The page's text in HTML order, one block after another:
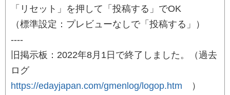
「リセット」を押して「投稿する」でOK
（標準設定：プレビューなしで「投稿する」）
----
旧掲示板：2022年8月1日で終了しました。（過去
ログ
https://edayjapan.com/gmenlog/logop.htm ）